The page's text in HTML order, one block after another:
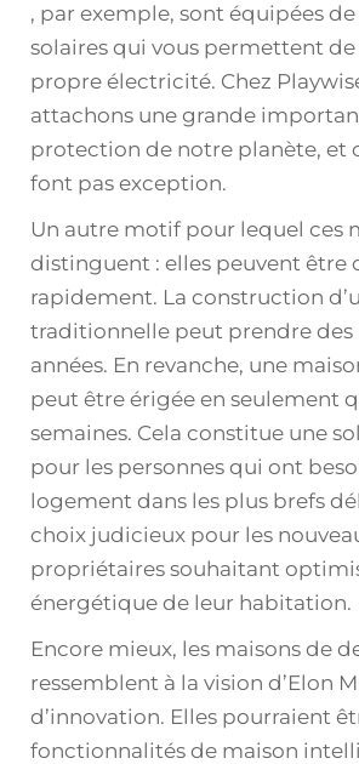
, par exemple, sont équipées
solaires qui vous permettent
propre électricité. Chez
attachons une grande
protection de notre planète, et
font pas exception.
Un autre motif pour lequel ces
distinguent : elles peuvent être
rapidement. La construction
traditionnelle peut prendre des
années. En revanche, une
peut être érigée en seulement
semaines. Cela constitue une
pour les personnes qui ont
logement dans les plus brefs
choix judicieux pour les
propriétaires souhaitant
énergétique de leur habitation.
Encore mieux, les maisons de
ressemblent à la vision d’Elon
d’innovation. Elles pourraient
fonctionnalités de maison